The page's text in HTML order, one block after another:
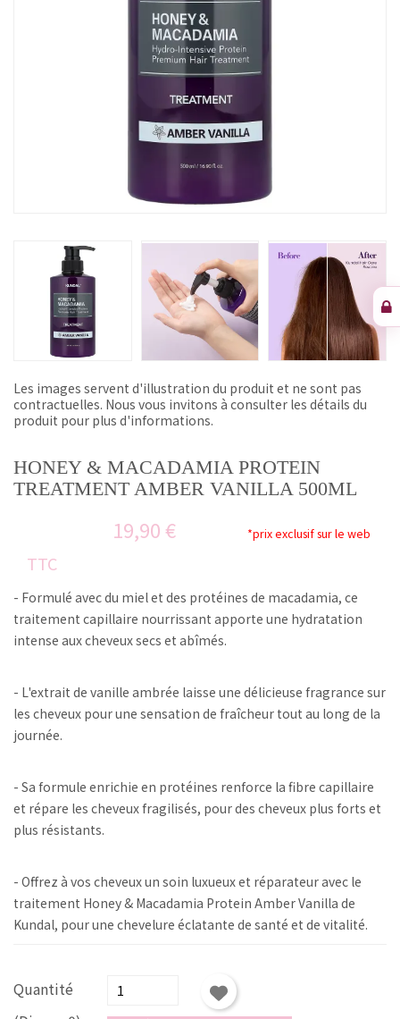
Les images servent d'illustration du produit et ne sont pas
contractuelles. Nous vous invitons à consulter les détails du
produit pour plus d'informations.
HONEY & MACADAMIA PROTEIN
TREATMENT AMBER VANILLA 500ML
19,90 € *prix exclusif sur le web
TTC
- Formulé avec du miel et des protéines de macadamia, ce
traitement capillaire nourrissant apporte une hydratation
intense aux cheveux secs et abîmés.
- L'extrait de vanille ambrée laisse une délicieuse fragrance sur
les cheveux pour une sensation de fraîcheur tout au long de la
journée.
- Sa formule enrichie en protéines renforce la fibre capillaire
et répare les cheveux fragilisés, pour des cheveux plus forts et
plus résistants.
- Offrez à vos cheveux un soin luxueux et réparateur avec le
traitement Honey & Macadamia Protein Amber Vanilla de
Kundal, pour une chevelure éclatante de santé et de vitalité.
Quantité